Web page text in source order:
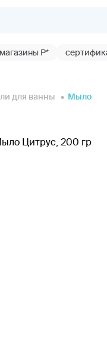
магазины Р*
для ванны Мыло